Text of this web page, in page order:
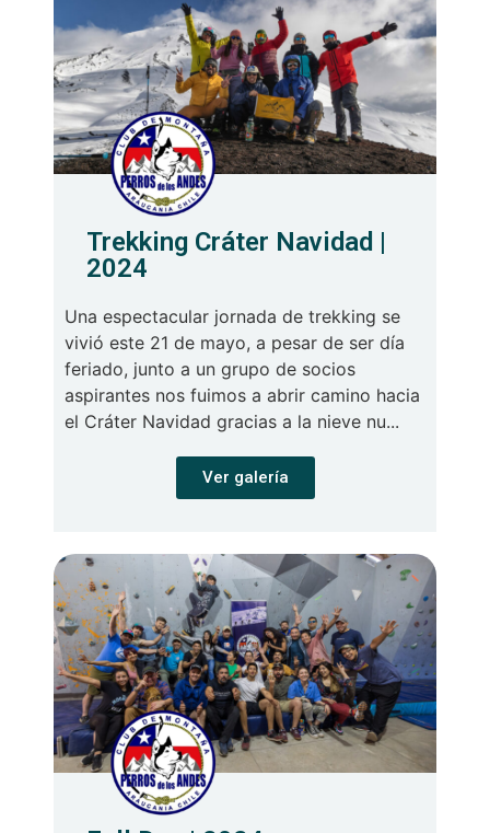
Trekking Cráter Navidad |
2024
Una espectacular jornada de trekking se
vivió este 21 de mayo, a pesar de ser día
feriado, junto a un grupo de socios
aspirantes nos fuimos a abrir camino hacia
el Cráter Navidad gracias a la nieve nu...
Ver galería